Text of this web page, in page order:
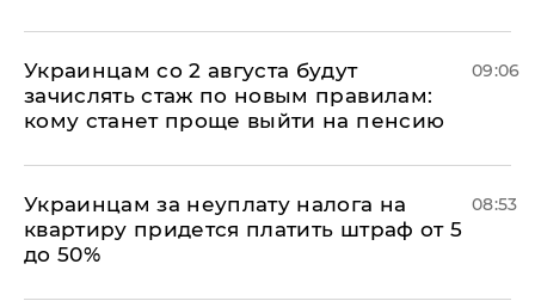
Украинцам со 2 августа будут
зачислять стаж по новым правилам:
кому станет проще выйти на пенсию
09:06
Украинцам за неуплату налога на
квартиру придется платить штраф от 5
до 50%
08:53